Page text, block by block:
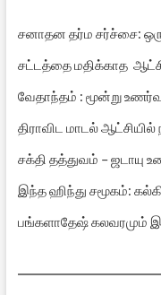
சனாதன தர்ம சர்ச்சை:
சட்டத்தை மதிக்காத
வேதாந்தம் : மூன்று
திராவிட மாடல்
சக்தி தத்துவம் – ஜடாயு
இந்த ஹிந்து சமூகம்:
பங்களாதேஷ் கலவரமும்